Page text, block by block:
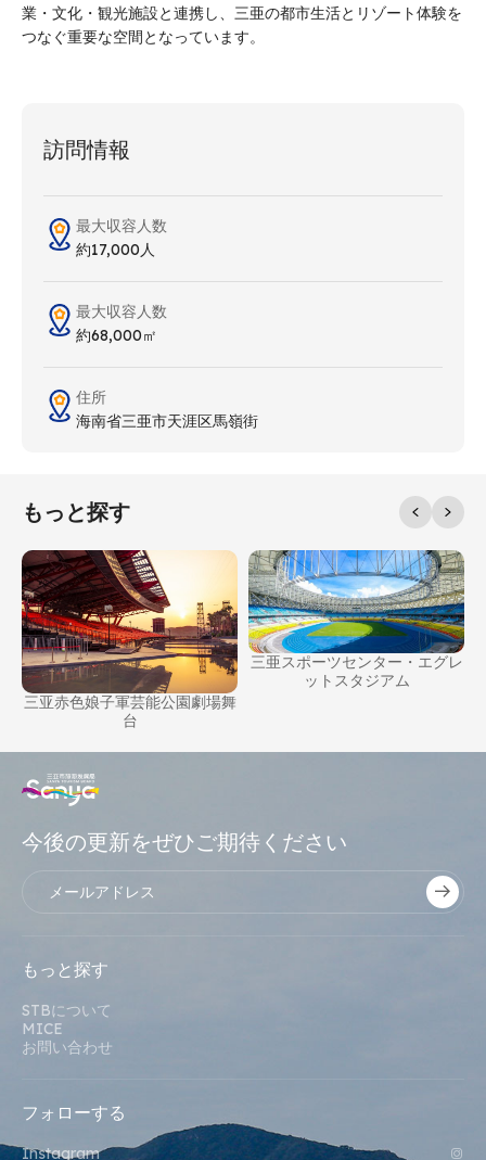
業・文化・観光施設と連携し、三亜の都市生活とリゾート体験を
つなぐ重要な空間となっています。
訪問情報
最大収容人数
約17,000人
最大収容人数
約68,000㎡
住所
海南省三亜市天涯区馬嶺街
もっと探す
三亚赤色娘子軍芸能公園劇場舞
台
三亜スポーツセンター・エグレ
ットスタジアム
今後の更新をぜひご期待ください
もっと探す
STBについて
MICE
お問い合わせ
フォローする
Instagram